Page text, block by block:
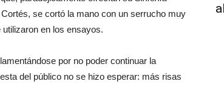
se cortó la mano con un serrucho muy
en los ensayos.
por no poder continuar la
del público no se hizo esperar: más risas